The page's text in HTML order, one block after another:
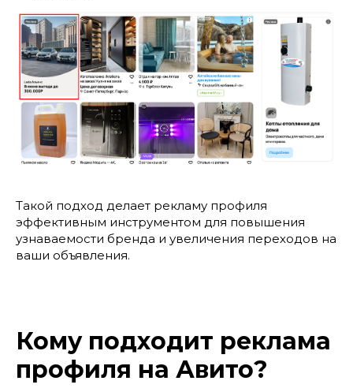
Такой подход делает рекламу профиля
эффективным инструментом для повышения
узнаваемости бренда и увеличения переходов на
ваши объявления.
Кому подходит реклама
профиля на Авито?